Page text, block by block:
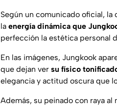
Según un comunicado oficial, la
la energía dinámica que
perfección la estética personal
En las imágenes, Jungkook
que dejan ver su físico
elegancia y actitud oscura que
Además, su peinado con raya